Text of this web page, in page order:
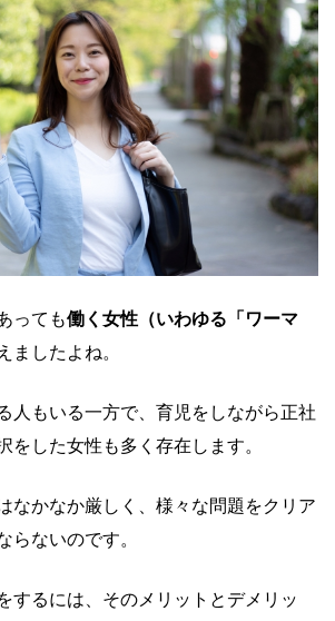
っても働く女性（いわゆる「ワーマ
ましたよね。
人もいる一方で、育児をしながら正社
をした女性も多く存在します。
なかなか厳しく、様々な問題をクリア
らないのです。
するには、そのメリットとデメリッ